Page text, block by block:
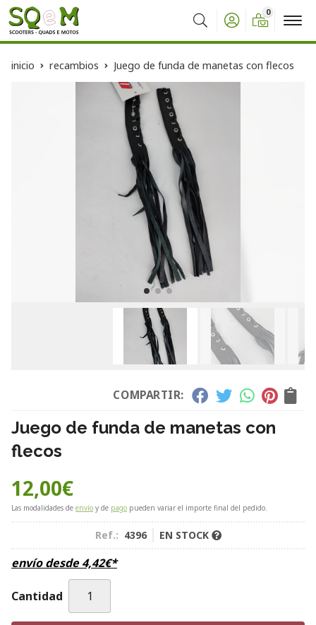
Buscar
0
inicio recambios Juego de funda de manetas con flecos
COMPARTIR:
Juego de funda de manetas con
flecos
12,00€
Las modalidades de envío y de pago pueden variar el importe final del pedido.
Ref.: 4396 EN STOCK
envío desde4,42€*
Cantidad